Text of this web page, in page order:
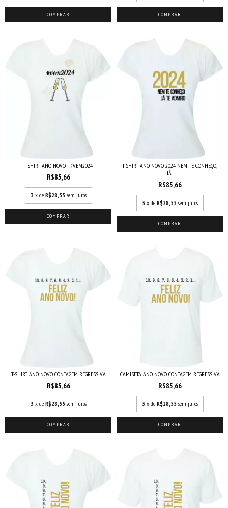
COMPRAR COMPRAR
T-SHIRT ANO NOVO - #VEM2024
R$85,66
3 x de R$28,55 sem juros
COMPRAR
T-SHIRT ANO NOVO 2024 NEM TE CONHEÇO,
JÁ...
R$85,66
3 x de R$28,55 sem juros
COMPRAR
T-SHIRT ANO NOVO CONTAGEM REGRESSIVA
R$85,66
3 x de R$28,55 sem juros
COMPRAR
CAMISETA ANO NOVO CONTAGEM REGRESSIVA
R$85,66
3 x de R$28,55 sem juros
COMPRAR